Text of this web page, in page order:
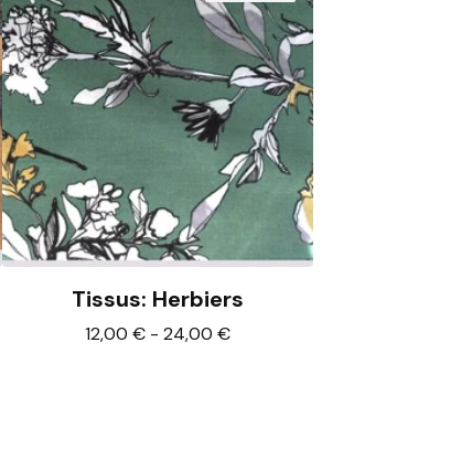
Tissus: Herbiers
12,00 € - 24,00 €